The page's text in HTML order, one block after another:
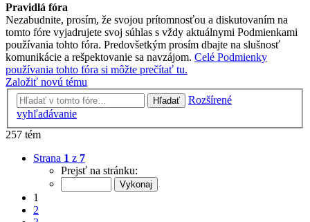
Pravidlá fóra
Nezabudnite, prosím, že svojou prítomnosťou a diskutovaním na
tomto fóre vyjadrujete svoj súhlas s vždy aktuálnymi Podmienkami
používania tohto fóra. Predovšetkým prosím dbajte na slušnosť
komunikácie a rešpektovanie sa navzájom. Celé Podmienky
používania tohto fóra si môžte prečítať tu.
Založiť novú tému
Hľadať
Rozšírené
vyhľadávanie
257 tém
Strana 1 z 7
Prejsť na stránku:
1
2